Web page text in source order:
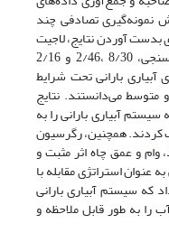
نمونه‌گیری تصادفی چند
شدند. برای بدست آوردن نتایج، لاجیت
چند گزینه‌ای استفاده شد. بر طبق نظرسنجی، 8/30 ،2/46 و 2/16
بارانی تحت شرایط
متوسط می‌دانستند. نتایج
نمونه سیستم آبیاری بارانی را به
کردند. همچنین، رگرسیون
وام و عمق چاه اثر مثبت و
عنوان استراتژی مقابله با
که سیستم آبیاری بارانی
را به طور قابل ملاحظه و